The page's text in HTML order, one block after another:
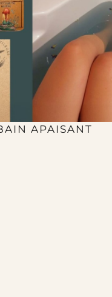
APAISANT